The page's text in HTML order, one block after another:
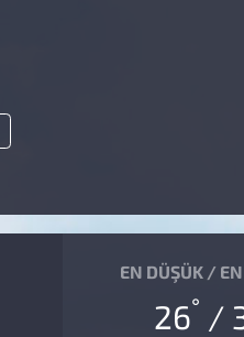
EN DÜŞÜK /
26° /